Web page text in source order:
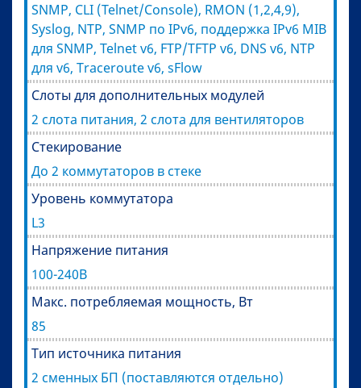
SNMP, CLI (Telnet/Console), RMON (1,2,4,9),
Syslog, NTP, SNMP по IPv6, поддержка IPv6 MIB
для SNMP, Telnet v6, FTP/TFTP v6, DNS v6, NTP
для v6, Traceroute v6, sFlow
Слоты для дополнительных модулей
2 слота питания, 2 слота для вентиляторов
Стекирование
До 2 коммутаторов в стеке
Уровень коммутатора
L3
Напряжение питания
100-240В
Макс. потребляемая мощность, Вт
85
Тип источника питания
2 сменных БП (поставляются отдельно)